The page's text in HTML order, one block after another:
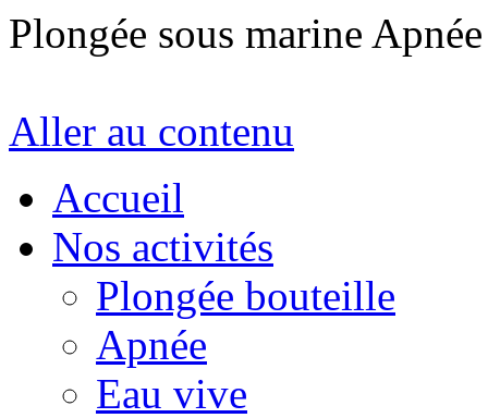
Plongée sous marine
Aller au contenu
Accueil
Nos activités
Plongée bouteille
Apnée
Eau vive